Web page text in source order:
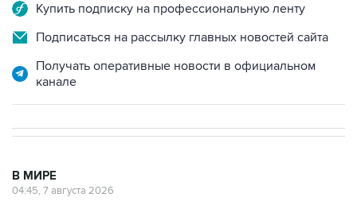
Купить подписку на профессиональную ленту
Подписаться на рассылку главных новостей сайта
Получать оперативные новости в официальном
канале
В МИРЕ
04:45, 7 августа 2026